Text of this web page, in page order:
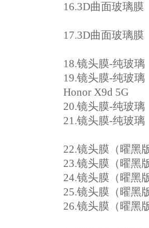
16.3D曲面玻璃膜
17.3D曲面玻璃膜
18.镜头膜-纯玻璃
19.镜头膜-纯玻璃
Honor X9d 5G
20.镜头膜-纯玻璃
21.镜头膜-纯玻璃
22.镜头膜（曜黑
23.镜头膜（曜黑
24.镜头膜（曜黑
25.镜头膜（曜黑
26.镜头膜（曜黑